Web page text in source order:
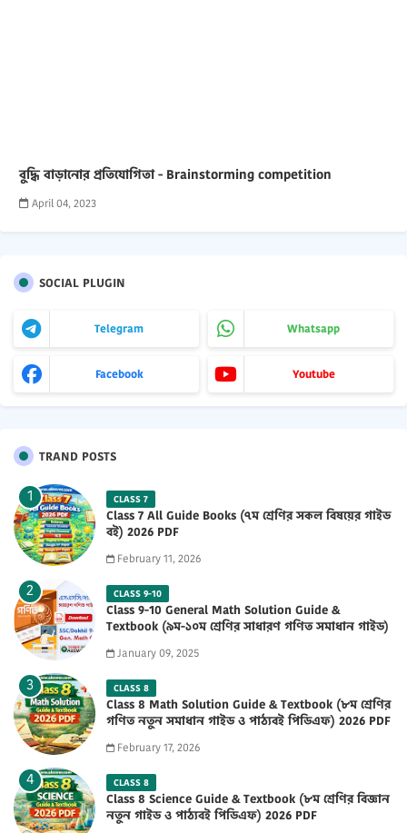
বুদ্ধি বাড়ানোর প্রতিযোগিতা - Brainstorming competition
April 04, 2023
SOCIAL PLUGIN
Telegram Whatsapp
Facebook Youtube
TRAND POSTS
CLASS 7
Class 7 All Guide Books (৭ম শ্রেণির সকল বিষয়ের গাইড
বই) 2026 PDF
February 11, 2026
CLASS 9-10
Class 9-10 General Math Solution Guide &
Textbook (৯ম-১০ম শ্রেণির সাধারণ গণিত সমাধান গাইড)
January 09, 2025
CLASS 8
Class 8 Math Solution Guide & Textbook (৮ম শ্রেণির
গণিত নতুন সমাধান গাইড ও পাঠ্যবই পিডিএফ) 2026 PDF
February 17, 2026
CLASS 8
Class 8 Science Guide & Textbook (৮ম শ্রেণির বিজ্ঞান
নতুন গাইড ও পাঠ্যবই পিডিএফ) 2026 PDF